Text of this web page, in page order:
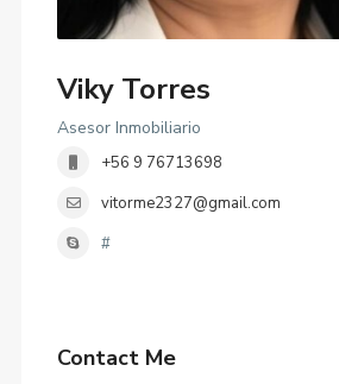
Viky Torres
Asesor Inmobiliario
+56 9 76713698
vitorme2327@gmail.com
#
Contact Me